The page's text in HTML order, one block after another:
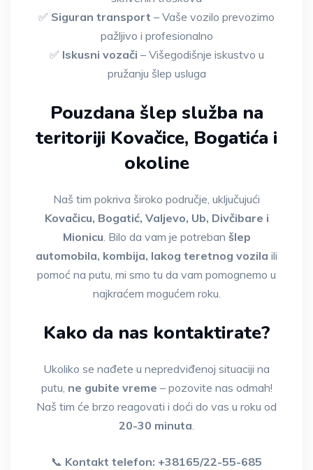
✅ Siguran transport – Vaše vozilo prevozimo
pažljivo i profesionalno
✅ Iskusni vozači – Višegodišnje iskustvo u
pružanju šlep usluga
Pouzdana šlep služba na
teritoriji Kovačice, Bogatića i
okoline
Naš tim pokriva široko područje, uključujući
Kovačicu, Bogatić, Valjevo, Ub, Divčibare i
Mionicu. Bilo da vam je potreban šlep
automobila, kombija, lakog teretnog vozila ili
pomoć na putu, mi smo tu da vam pomognemo u
najkraćem mogućem roku.
Kako da nas kontaktirate?
Ukoliko se nađete u nepredviđenoj situaciji na
putu, ne gubite vreme – pozovite nas odmah!
Naš tim će brzo reagovati i doći do vas u roku od
20-30 minuta.
📞 Kontakt telefon: +38165/22-55-685